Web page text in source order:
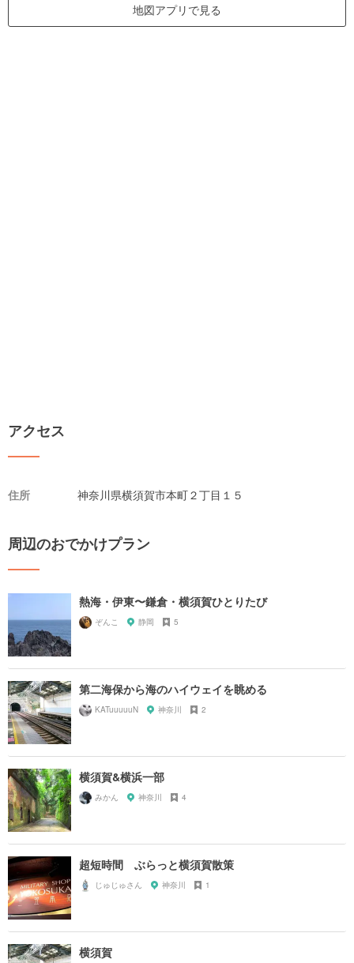
地図アプリで見る
アクセス
住所 神奈川県横須賀市本町２丁目１５
周辺のおでかけプラン
熱海・伊東〜鎌倉・横須賀ひとりたび
ぞんこ 静岡 5
第二海保から海のハイウェイを眺める
KATuuuuuN 神奈川 2
横須賀&横浜一部
みかん 神奈川 4
超短時間 ぶらっと横須賀散策
じゅじゅさん 神奈川 1
横須賀